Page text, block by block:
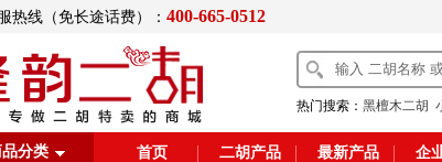
热线（免长途话费）： 400-665-0512
热门搜索： 黑檀木二胡
分类 首页 二胡产品 最新产品 企